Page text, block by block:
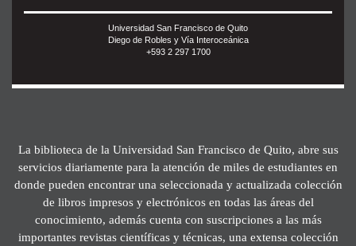
Universidad San Francisco de Quito
Diego de Robles y Vía Interoceánica
+593 2 297 1700
La biblioteca de la Universidad San Francisco de Quito, abre sus
servicios diariamente para la atención de miles de estudiantes en
donde pueden encontrar una seleccionada y actualizada colección
de libros impresos y electrónicos en todas las áreas del
conocimiento, además cuenta con suscripciones a las más
importantes revistas científicas y técnicas, una extensa colección